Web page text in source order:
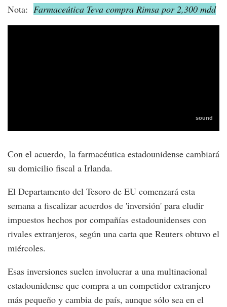
Nota: Farmaceútica Teva compra Rimsa por 2,300 mdd
Con el acuerdo, la farmacéutica estadounidense cambiará
su domicilio fiscal a Irlanda.
El Departamento del Tesoro de EU comenzará esta
semana a fiscalizar acuerdos de 'inversión' para eludir
impuestos hechos por compañías estadounidenses con
rivales extranjeros, según una carta que Reuters obtuvo el
miércoles.
Esas inversiones suelen involucrar a una multinacional
estadounidense que compra a un competidor extranjero
más pequeño y cambia de país, aunque sólo sea en el